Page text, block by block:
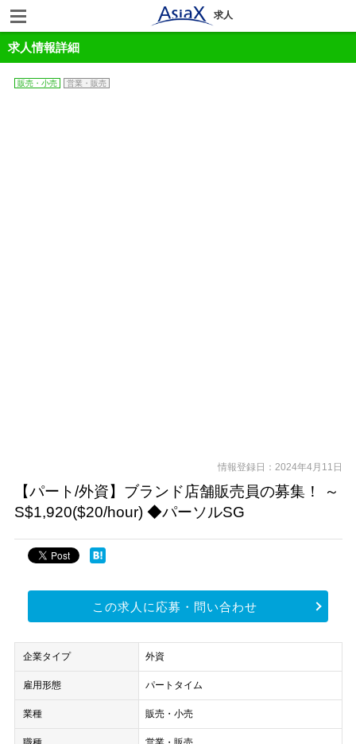
求人
求人情報詳細
販売・小売 営業・販売
情報登録日：2024年4月11日
【パート/外資】ブランド店舗販売員の募集！ ～
S$1,920($20/hour) ◆パーソルSG
この求人に応募・問い合わせ
企業タイプ 外資
雇用形態 パートタイム
業種 販売・小売